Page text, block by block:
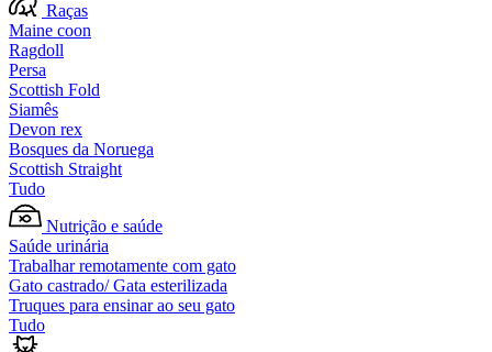
Raças
Maine coon
Ragdoll
Persa
Scottish Fold
Siamês
Devon rex
Bosques da Noruega
Scottish Straight
Tudo
Nutrição e saúde
Saúde urinária
Trabalhar remotamente com gato
Gato castrado/ Gata esterilizada
Truques para ensinar ao seu gato
Tudo